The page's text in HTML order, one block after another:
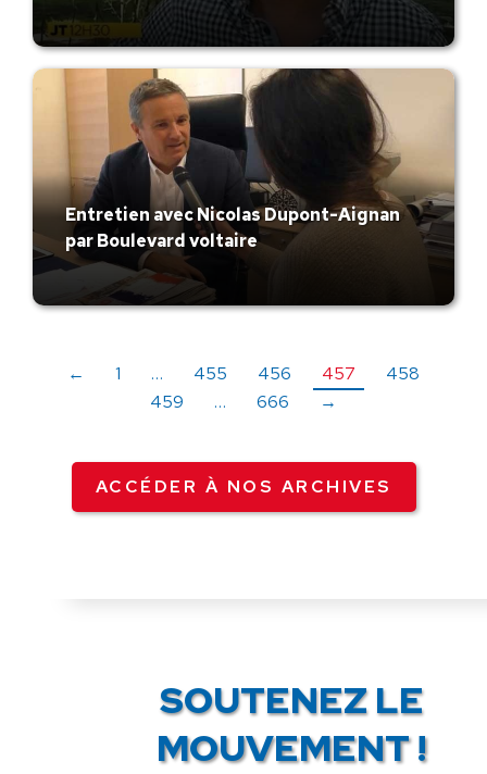
Entretien avec Nicolas Dupont-Aignan
par Boulevard voltaire
← 1 … 455 456 457
458
459
… 666 →
ACCÉDER À NOS ARCHIVES
SOUTENEZ LE
MOUVEMENT !